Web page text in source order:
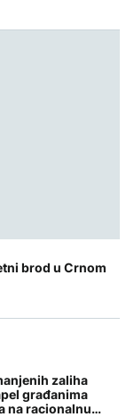
brod u Crnom
zaliha
građanima
na racionalnu